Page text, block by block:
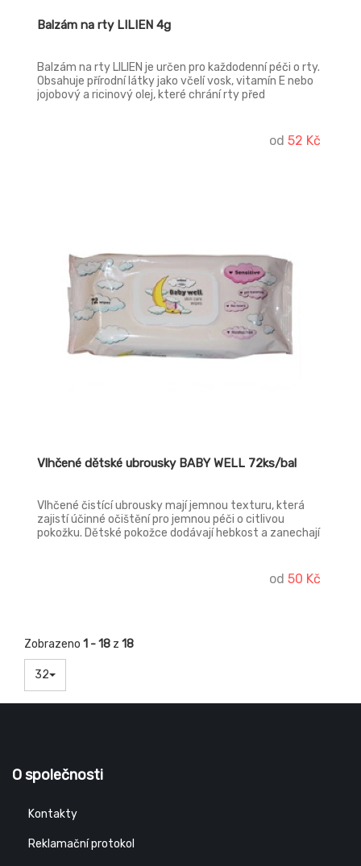
Balzám na rty LILIEN 4g
Balzám na rty LILIEN je určen pro každodenní péči o rty.
Obsahuje přírodní látky jako včelí vosk, vitamín E nebo
jojobový a ricinový olej, které chrání rty před
od 52 Kč
Vlhčené dětské ubrousky BABY WELL 72ks/bal
Vlhčené čistící ubrousky mají jemnou texturu, která
zajistí účinné očištění pro jemnou péči o citlivou
pokožku. Dětské pokožce dodávají hebkost a zanechají
od 50 Kč
Zobrazeno 1 - 18 z 18
32
O společnosti
Kontakty
Reklamační protokol